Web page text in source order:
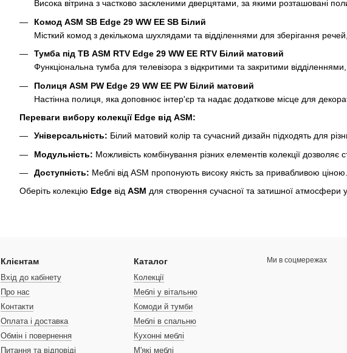
Висока вітрина з частково заскленими дверцятами, за якими розташовані
Комод ASM SB Edge 29 WW EE SB Білий
Місткий комод з декількома шухлядами та відділеннями для зберігання
Тумба під ТВ ASM RTV Edge 29 WW EE RTV Білий матовий
Функціональна тумба для телевізора з відкритими та закритими
Полиця ASM PW Edge 29 WW EE PW Білий матовий
Настінна полиця, яка доповнює інтер'єр та надає додаткове місце для
Переваги вибору колекції Edge від ASM:
Універсальність: Білий матовий колір та сучасний дизайн підходять для
Модульність: Можливість комбінування різних елементів колекції
Доступність: Меблі від ASM пропонують високу якість за привабливою ціною.
Оберіть колекцію Edge від ASM для створення сучасної та затишної атмосфери у
Клієнтам
Вхід до кабінету
Про нас
Контакти
Оплата і доставка
Обмін і повернення
Питання та відповіді
Каталог
Колекції
Меблі у вітальню
Комоди й тумби
Меблі в спальню
Кухонні меблі
М'які меблі
Ми в соцмережах